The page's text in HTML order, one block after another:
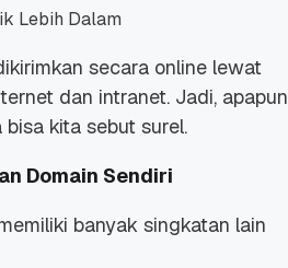
Lebih Dalam
secara online lewat
dan intranet. Jadi, apapun
kita sebut surel.
Domain Sendiri
banyak singkatan lain